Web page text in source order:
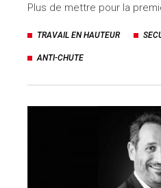
Plus de mettre pour la
TRAVAIL EN HAUTEUR
ANTI-CHUTE